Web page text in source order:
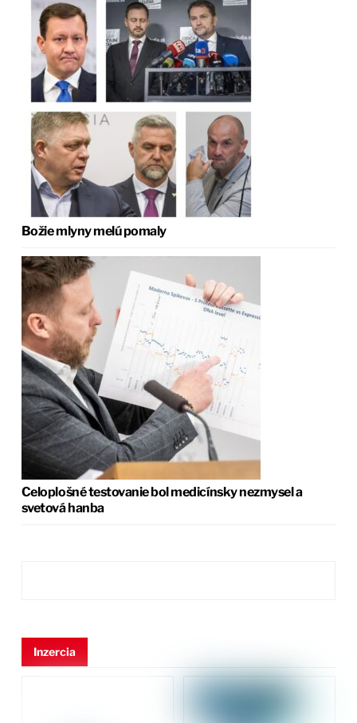
Božie mlyny melú pomaly
Celoplošné testovanie bol medicínsky nezmysel a
svetová hanba
Inzercia